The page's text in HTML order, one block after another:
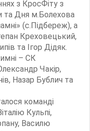
з КросФіту з
та Дня м.Болехова
(с.Підбереж), а
Креховецький,
та Ігор Дідяк.
– СК
Чакір,
Назар Бублич та
команді
Кульпі,
Василю